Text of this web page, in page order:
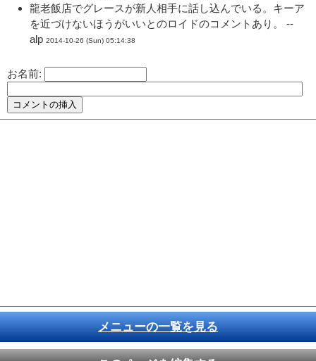
龍老飯店でグレースが新人相手に話し込んでいる。キーア
を近づけないほうがいいとのロイドのコメントあり。 --
alp 2014-10-26 (Sun) 05:14:38
お名前:
メニューの一覧を見る